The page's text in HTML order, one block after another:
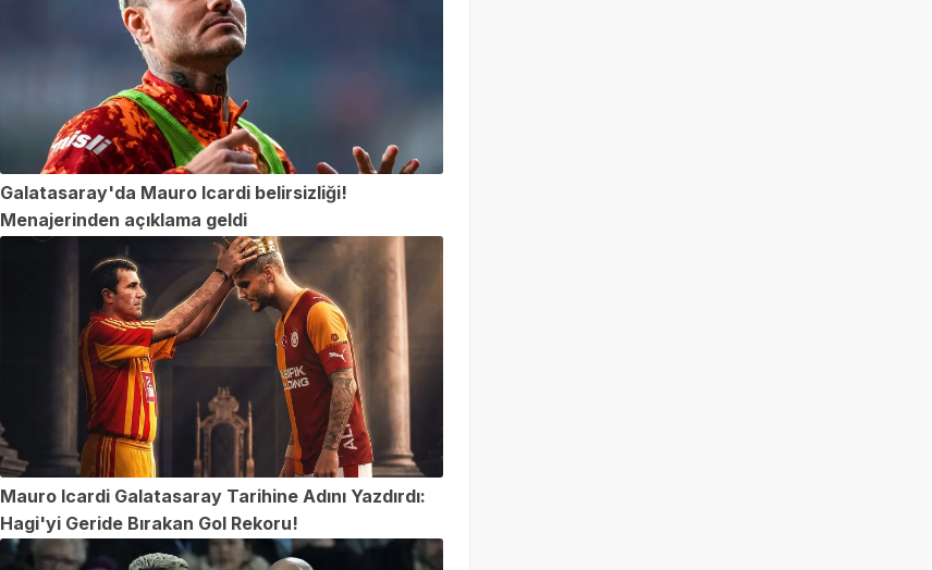
Galatasaray'da Mauro Icardi belirsizliği!
Menajerinden açıklama geldi
Mauro Icardi Galatasaray Tarihine Adını Yazdırdı:
Hagi'yi Geride Bırakan Gol Rekoru!